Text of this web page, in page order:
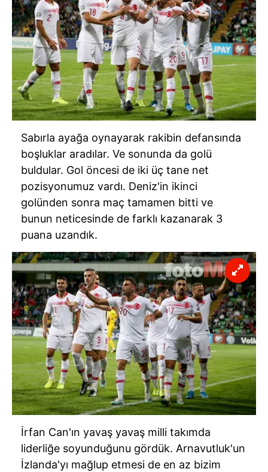
Sabırla ayağa oynayarak rakibin defansında
boşluklar aradılar. Ve sonunda da golü
buldular. Gol öncesi de iki üç tane net
pozisyonumuz vardı. Deniz'in ikinci
golünden sonra maç tamamen bitti ve
bunun neticesinde de farklı kazanarak 3
puana uzandık.
İrfan Can'ın yavaş yavaş milli takımda
liderliğe soyunduğunu gördük. Arnavutluk'un
İzlanda'yı mağlup etmesi de en az bizim